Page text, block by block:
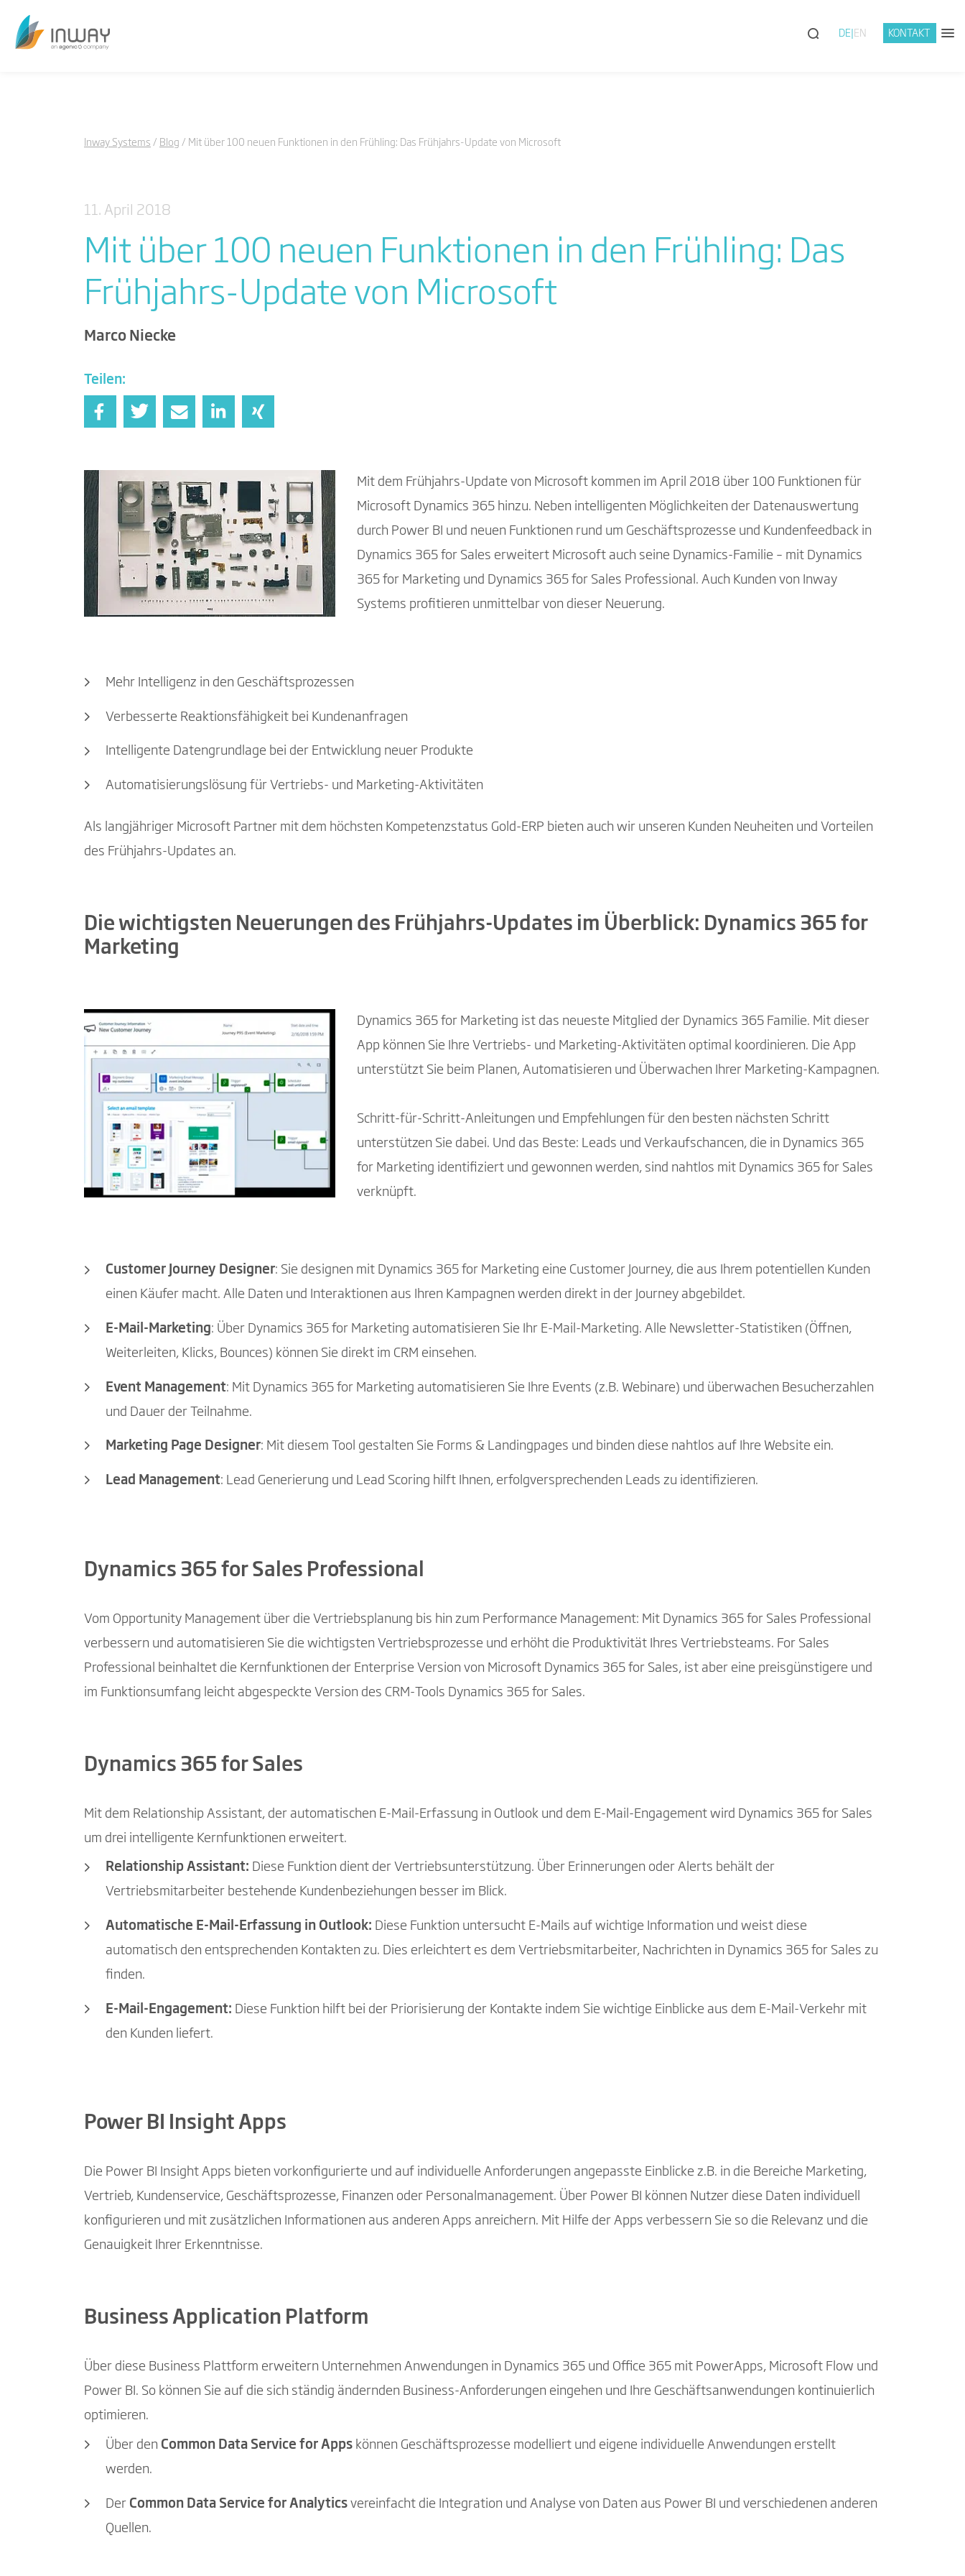
DE EN KONTAKT
Inway Systems Blog Mit über 100 neuen Funktionen in den Frühling: Das Frühjahrs-Update von Microsoft
11. April 2018
Mit über 100 neuen Funktionen in den Frühling: Das
Frühjahrs-Update von Microsoft
Marco Niecke
Teilen:
Mit dem Frühjahrs-Update von Microsoft kommen im April 2018 über 100 Funktionen für
Microsoft Dynamics 365 hinzu. Neben intelligenten Möglichkeiten der Datenauswertung
durch Power BI und neuen Funktionen rund um Geschäftsprozesse und Kundenfeedback in
Dynamics 365 for Sales erweitert Microsoft auch seine Dynamics-Familie – mit Dynamics
365 for Marketing und Dynamics 365 for Sales Professional. Auch Kunden von Inway
Systems profitieren unmittelbar von dieser Neuerung.
Mehr Intelligenz in den Geschäftsprozessen
Verbesserte Reaktionsfähigkeit bei Kundenanfragen
Intelligente Datengrundlage bei der Entwicklung neuer Produkte
Automatisierungslösung für Vertriebs- und Marketing-Aktivitäten
Als langjähriger Microsoft Partner mit dem höchsten Kompetenzstatus Gold-ERP bieten auch wir unseren Kunden Neuheiten und Vorteilen
des Frühjahrs-Updates an.
Die wichtigsten Neuerungen des Frühjahrs-Updates im Überblick: Dynamics 365 for
Marketing
Dynamics 365 for Marketing ist das neueste Mitglied der Dynamics 365 Familie. Mit dieser
App können Sie Ihre Vertriebs- und Marketing-Aktivitäten optimal koordinieren. Die App
unterstützt Sie beim Planen, Automatisieren und Überwachen Ihrer Marketing-Kampagnen.
Schritt-für-Schritt-Anleitungen und Empfehlungen für den besten nächsten Schritt
unterstützen Sie dabei. Und das Beste: Leads und Verkaufschancen, die in Dynamics 365
for Marketing identifiziert und gewonnen werden, sind nahtlos mit Dynamics 365 for Sales
verknüpft.
Customer Journey Designer: Sie designen mit Dynamics 365 for Marketing eine Customer Journey, die aus Ihrem potentiellen Kunden
einen Käufer macht. Alle Daten und Interaktionen aus Ihren Kampagnen werden direkt in der Journey abgebildet.
E-Mail-Marketing: Über Dynamics 365 for Marketing automatisieren Sie Ihr E-Mail-Marketing. Alle Newsletter-Statistiken (Öffnen,
Weiterleiten, Klicks, Bounces) können Sie direkt im CRM einsehen.
Event Management: Mit Dynamics 365 for Marketing automatisieren Sie Ihre Events (z.B. Webinare) und überwachen Besucherzahlen
und Dauer der Teilnahme.
Marketing Page Designer: Mit diesem Tool gestalten Sie Forms & Landingpages und binden diese nahtlos auf Ihre Website ein.
Lead Management: Lead Generierung und Lead Scoring hilft Ihnen, erfolgversprechenden Leads zu identifizieren.
Dynamics 365 for Sales Professional
Vom Opportunity Management über die Vertriebsplanung bis hin zum Performance Management: Mit Dynamics 365 for Sales Professional
verbessern und automatisieren Sie die wichtigsten Vertriebsprozesse und erhöht die Produktivität Ihres Vertriebsteams. For Sales
Professional beinhaltet die Kernfunktionen der Enterprise Version von Microsoft Dynamics 365 for Sales, ist aber eine preisgünstigere und
im Funktionsumfang leicht abgespeckte Version des CRM-Tools Dynamics 365 for Sales.
Dynamics 365 for Sales
Mit dem Relationship Assistant, der automatischen E-Mail-Erfassung in Outlook und dem E-Mail-Engagement wird Dynamics 365 for Sales
um drei intelligente Kernfunktionen erweitert.
Relationship Assistant: Diese Funktion dient der Vertriebsunterstützung. Über Erinnerungen oder Alerts behält der
Vertriebsmitarbeiter bestehende Kundenbeziehungen besser im Blick.
Automatische E-Mail-Erfassung in Outlook: Diese Funktion untersucht E-Mails auf wichtige Information und weist diese
automatisch den entsprechenden Kontakten zu. Dies erleichtert es dem Vertriebsmitarbeiter, Nachrichten in Dynamics 365 for Sales zu
finden.
E-Mail-Engagement: Diese Funktion hilft bei der Priorisierung der Kontakte indem Sie wichtige Einblicke aus dem E-Mail-Verkehr mit
den Kunden liefert.
Power BI Insight Apps
Die Power BI Insight Apps bieten vorkonfigurierte und auf individuelle Anforderungen angepasste Einblicke z.B. in die Bereiche Marketing,
Vertrieb, Kundenservice, Geschäftsprozesse, Finanzen oder Personalmanagement. Über Power BI können Nutzer diese Daten individuell
konfigurieren und mit zusätzlichen Informationen aus anderen Apps anreichern. Mit Hilfe der Apps verbessern Sie so die Relevanz und die
Genauigkeit Ihrer Erkenntnisse.
Business Application Platform
Über diese Business Plattform erweitern Unternehmen Anwendungen in Dynamics 365 und Office 365 mit PowerApps, Microsoft Flow und
Power BI. So können Sie auf die sich ständig ändernden Business-Anforderungen eingehen und Ihre Geschäftsanwendungen kontinuierlich
optimieren.
Über den Common Data Service for Apps können Geschäftsprozesse modelliert und eigene individuelle Anwendungen erstellt
werden.
Der Common Data Service for Analytics vereinfacht die Integration und Analyse von Daten aus Power BI und verschiedenen anderen
Quellen.